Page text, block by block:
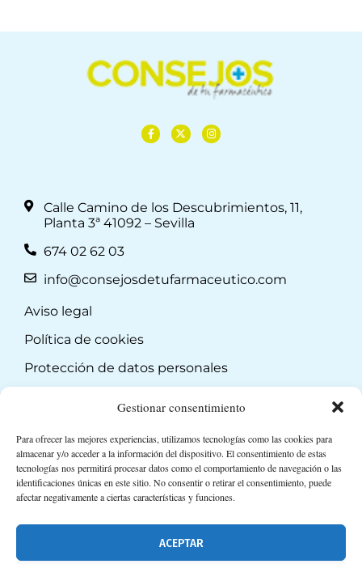
Gestionar consentimiento
Para ofrecer las mejores experiencias, utilizamos tecnologías como las cookies para
almacenar y/o acceder a la información del dispositivo. El consentimiento de estas
tecnologías nos permitirá procesar datos como el comportamiento de navegación o las
identificaciones únicas en este sitio. No consentir o retirar el consentimiento, puede
afectar negativamente a ciertas características y funciones.
ACEPTAR
Calle Camino de los Descubrimientos, 11,
Planta 3ª 41092 – Sevilla
674 02 62 03
info@consejosdetufarmaceutico.com
Aviso legal
Política de cookies
Protección de datos personales